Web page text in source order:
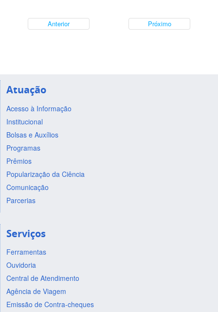
Anterior Próximo
Atuação
Acesso à Informação
Institucional
Bolsas e Auxílios
Programas
Prêmios
Popularização da Ciência
Comunicação
Parcerias
Serviços
Ferramentas
Ouvidoria
Central de Atendimento
Agência de Viagem
Emissão de Contra-cheques